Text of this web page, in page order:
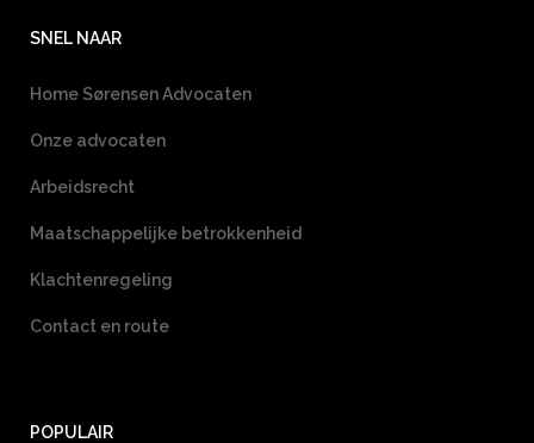
SNEL NAAR
Home Sørensen Advocaten
Onze advocaten
Arbeidsrecht
Maatschappelijke betrokkenheid
Klachtenregeling
Contact en route
POPULAIR